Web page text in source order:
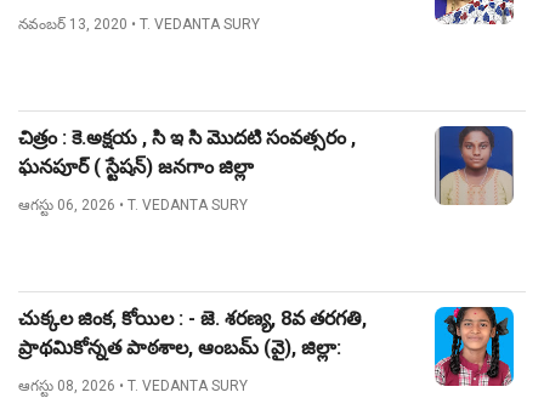
నవంబర్ 13, 2020 • T. VEDANTA SURY
చిత్రం : కె.అక్షయ , సి ఇ సి మొదటి సంవత్సరం ,
ఘనపూర్ ( స్టేషన్) జనగాం జిల్లా
ఆగస్టు 06, 2026 • T. VEDANTA SURY
చుక్కల జింక, కోయిల : - జె. శరణ్య, 8వ తరగతి,
ప్రాథమికోన్నత పాఠశాల, ఆంబమ్ (వై), జిల్లా:
నిజామాబాద్.
ఆగస్టు 08, 2026 • T. VEDANTA SURY